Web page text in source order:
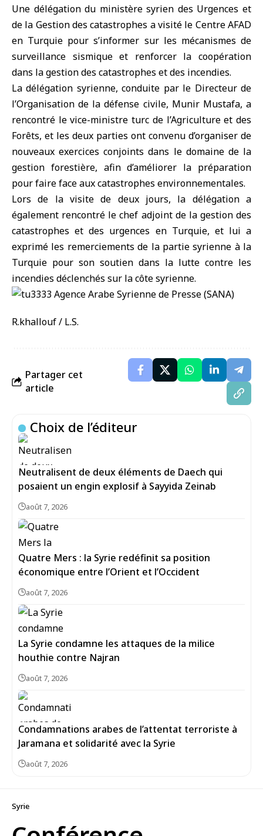
Une délégation du ministère syrien des Urgences et
de la Gestion des catastrophes a visité le Centre AFAD
en Turquie pour s’informer sur les mécanismes de
surveillance sismique et renforcer la coopération
dans la gestion des catastrophes et des incendies.
La délégation syrienne, conduite par le Directeur de
l’Organisation de la défense civile, Munir Mustafa, a
rencontré le vice-ministre turc de l’Agriculture et des
Forêts, et les deux parties ont convenu d’organiser de
nouveaux exercices conjoints dans le domaine de la
gestion forestière, afin d’améliorer la préparation
pour faire face aux catastrophes environnementales.
Lors de la visite de deux jours, la délégation a
également rencontré le chef adjoint de la gestion des
catastrophes et des urgences en Turquie, et lui a
exprimé les remerciements de la partie syrienne à la
Turquie pour son soutien dans la lutte contre les
incendies déclenchés sur la côte syrienne.
R.khallouf / L.S.
Partager cet
article
Choix de l’éditeur
Neutralisent de deux éléments de Daech qui
posaient un engin explosif à Sayyida Zeinab
août 7, 2026
Quatre Mers : la Syrie redéfinit sa position
économique entre l’Orient et l’Occident
août 7, 2026
La Syrie condamne les attaques de la milice
houthie contre Najran
août 7, 2026
Condamnations arabes de l’attentat terroriste à
Jaramana et solidarité avec la Syrie
août 7, 2026
Syrie